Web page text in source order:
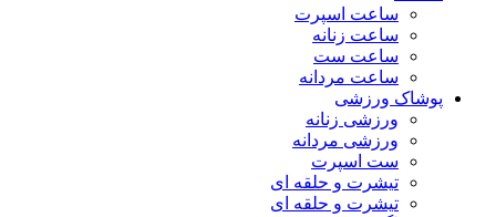
ساعت اسپرت
ساعت زنانه
ساعت ست
ساعت مردانه
پوشاک ورزشی
ورزشی زنانه
ورزشی مردانه
ست اسپرت
تیشرت و حلقه ای
تیشرت و حلقه ای